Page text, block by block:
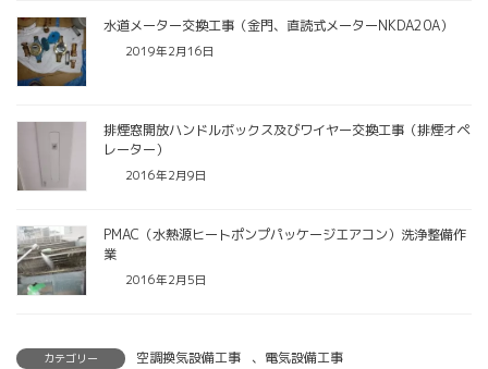
水道メーター交換工事（金門、直読式メーターNKDA20A）
2019年2月16日
排煙窓開放ハンドルボックス及びワイヤー交換工事（排煙オペ
レーター）
2016年2月9日
PMAC（水熱源ヒートポンプパッケージエアコン）洗浄整備作
業
2016年2月5日
カテゴリー 空調換気設備工事 、 電気設備工事